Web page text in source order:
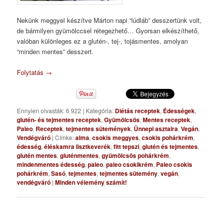
Nekünk meggyel készítve Márton napi “lúdláb” desszertünk volt,
de bármilyen gyümölccsel rétegezhető… Gyorsan elkészíthető,
valóban különleges ez a glutén-, tej-, tojásmentes, amolyan
“minden mentes” desszert.
Folytatás →
Ennyien olvasták: 6 922 | Kategória: Diétás receptek, Édességek,
glutén- és tejmentes receptek,Gyümölcsös,Mentes receptek,
Paleo, Receptek,tejmentes sütemények, Ünnepi asztalra,Vegán,
Vendégváró |Címke:alma,csokis meggyes,csokis pohárkrém,
édesség,éléskamra lisztkeverék,fitt tepszi,glutén és tejmentes,
glutén mentes,gluténmentes,gyümölcsös pohárkrém,
mindenmentes édesség,paleo,paleo csokikrém, Paleo csokis
pohárkrém,Sasó,tejmentes,tejmentes sütemény,vegán,
vendégváró |Minden vélemény számít!